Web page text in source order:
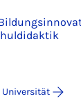
Universität